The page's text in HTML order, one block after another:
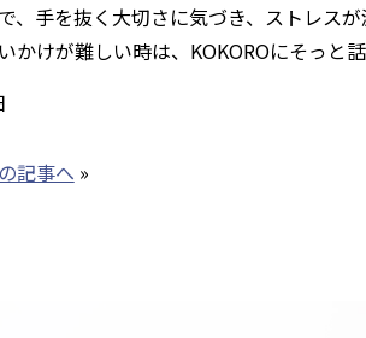
、手を抜く大切さに気づき、ストレスが
かけが難しい時は、KOKOROにそっと
記事へ »